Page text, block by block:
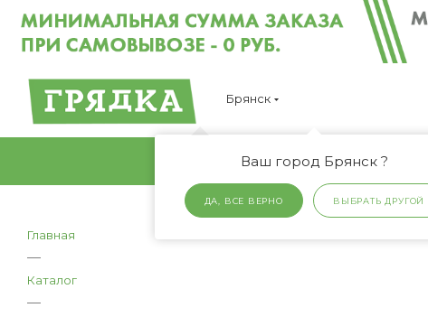
Брянск
Ваш город Брянск ?
ДА, ВСЕ ВЕРНО ВЫБРАТЬ ДРУГОЙ
Главная
—
Каталог
—